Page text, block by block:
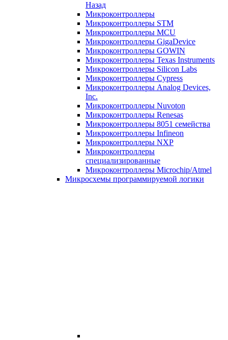
Назад
Микроконтроллеры
Микроконтроллеры STM
Микроконтроллеры MCU
Микроконтроллеры GigaDevice
Микроконтроллеры GOWIN
Микроконтроллеры Texas Instruments
Микроконтроллеры Silicon Labs
Микроконтроллеры Cypress
Микроконтроллеры Analog Devices,
Inc.
Микроконтроллеры Nuvoton
Микроконтроллеры Renesas
Микроконтроллеры 8051 семейства
Микроконтроллеры Infineon
Микроконтроллеры NXP
Микроконтроллеры
специализированные
Микроконтроллеры Microchip/Atmel
Микросхемы программируемой логики